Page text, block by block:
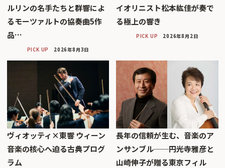
ルリンの名手たちと群響によ
るモーツァルトの協奏曲5作
品…
PICK UP 2026年8月3日
イオリニスト松本紘佳が奏で
る極上の響き
PICK UP 2026年8月2日
ヴィオッティ×東響 ウィーン
音楽の核心へ迫る古典プログ
ラム
長年の信頼が生む、音楽のア
ンサンブル──円光寺雅彦と
山崎伸子が贈る東京フィル